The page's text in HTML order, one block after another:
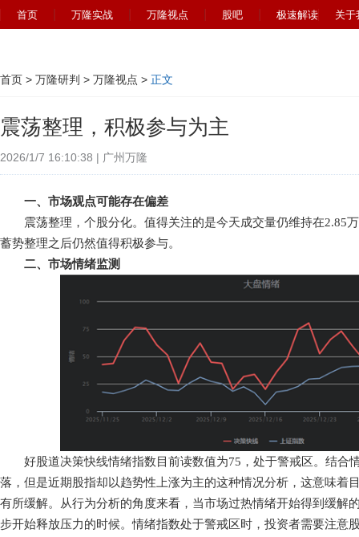
首页 万隆实战 万隆视点 股吧 极速解读 关于
首页 > 万隆研判 > 万隆视点 > 正文
震荡整理，积极参与为主
2026/1/7 16:10:38 | 广州万隆
一、市场观点可能存在偏差
震荡整理，个股分化。值得关注的是今天成交量仍维持在2.85
蓄势整理之后仍然值得积极参与。
二、市场情绪监测
好股道决策快线情绪指数目前读数值为75，处于警戒区。结合
落，但是近期股指却以趋势性上涨为主的这种情况分析，这意味着
有所缓解。从行为分析的角度来看，当市场过热情绪开始得到缓解
步开始释放压力的时候。情绪指数处于警戒区时，投资者需要注意